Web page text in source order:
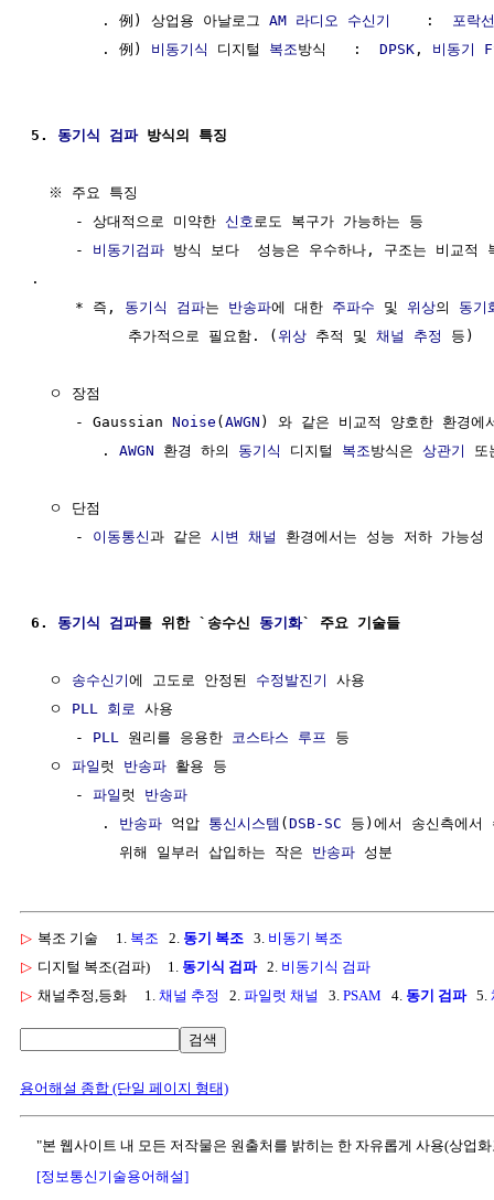
        . 例) 상업용 아날로그
AM 라디오 수신기
    :
포락
        . 例)
비동기식 디지털 복조방식   : DPSK , 비동기
5. 동기식 검파 방식의 특징
  ※ 주요 특징
     - 상대적으로 미약한
신호 로도 복구가 가능하는 등
     -
비동기검파 방식 보다  성능은 우수하나, 구조는 비교적
.
     * 즉,
동기식 검파는 반송파에 대한 주파수 및 위상의 동기
           추가적으로 필요함. (
위상 추적 및 채널 추정 등)
  ㅇ 장점
     - Gaussian
Noise (AWGN ) 와 같은 비교적 양호한 환경에
        .
AWGN 환경 하의 동기식 디지털 복조방식은 상관기
  ㅇ 단점
     -
이동통신과 같은 시변 채널 환경에서는 성능 저하 가능성
6. 동기식 검파를 위한 `송수신 동기화` 주요 기술들
  ㅇ
송수신기에 고도로 안정된 수정발진기
사용
  ㅇ
PLL 회로
사용
     -
PLL 원리를 응용한 코스타스 루프 등
  ㅇ
파일 럿 반송파 활용 등
     -
파일 럿 반송파
        .
반송파 억압 통신시스템 (DSB-SC 등)에서 송신측에서
          위해 일부러 삽입하는 작은
반송파
▷ 복조 기술 1. 복조 2. 동기 복조 3. 비동기 복조
▷ 디지털 복조(검파) 1. 동기식 검파2. 비동기식 검파
▷ 채널추정,등화 1. 채널 추정 2. 파일럿 채널 3. PSAM 4. 동기 검파5.
검색
용어해설 종합 (단일 페이지 형태)
"본 웹사이트 내 모든 저작물은 원출처를 밝히는 한 자유롭게 사용(상업
[정보통신기술용어해설]